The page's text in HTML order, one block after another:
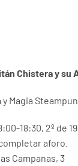
Chistera y su
Magia
18:30, 2º de
aforo.
Campanas, 3